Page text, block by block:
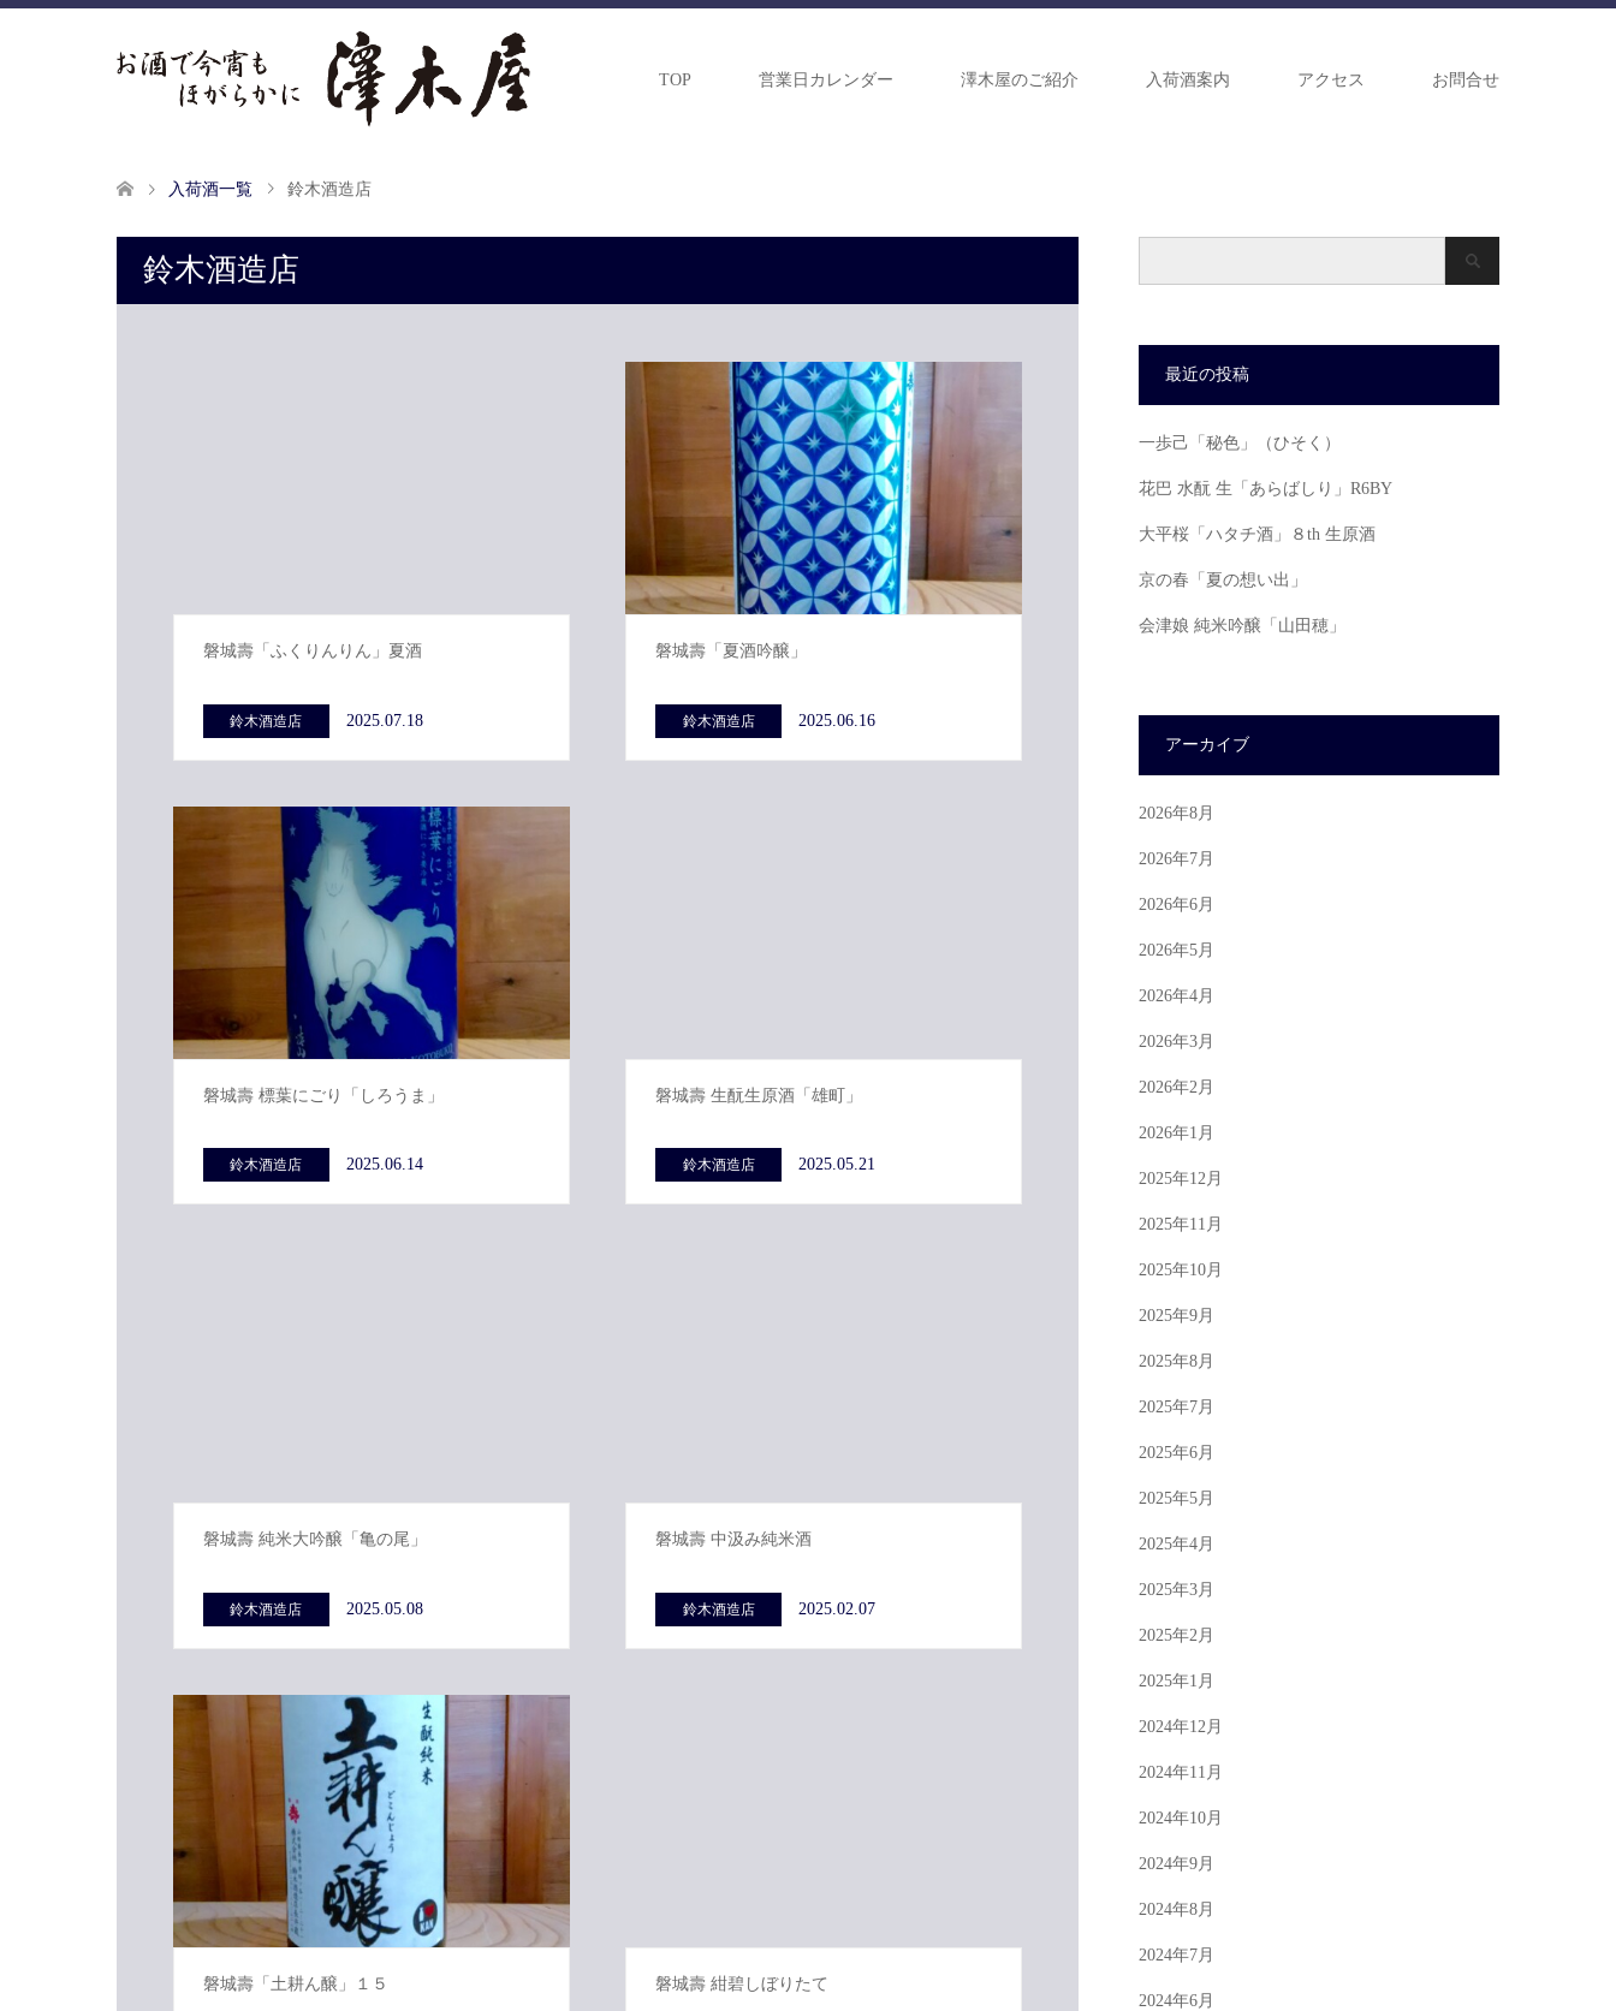
TOP 営業日カレンダー 澤木屋のご紹介 入荷酒案内 アクセス お問合せ
入荷酒一覧 鈴木酒造店
鈴木酒造店
磐城壽「ふくりんりん」夏酒
鈴木酒造店 2025.07.18
磐城壽「夏酒吟醸」
鈴木酒造店 2025.06.16
磐城壽 標葉にごり「しろうま」
鈴木酒造店 2025.06.14
磐城壽 生酛生原酒「雄町」
鈴木酒造店 2025.05.21
磐城壽 純米大吟醸「亀の尾」
鈴木酒造店 2025.05.08
磐城壽 中汲み純米酒
鈴木酒造店 2025.02.07
磐城壽「土耕ん醸」１５ 磐城壽 紺碧しぼりたて
最近の投稿
一歩己「秘色」（ひそく）
花巴 水酛 生「あらばしり」R6BY
大平桜「ハタチ酒」８th 生原酒
京の春「夏の想い出」
会津娘 純米吟醸「山田穂」
アーカイブ
2026年8月
2026年7月
2026年6月
2026年5月
2026年4月
2026年3月
2026年2月
2026年1月
2025年12月
2025年11月
2025年10月
2025年9月
2025年8月
2025年7月
2025年6月
2025年5月
2025年4月
2025年3月
2025年2月
2025年1月
2024年12月
2024年11月
2024年10月
2024年9月
2024年8月
2024年7月
2024年6月